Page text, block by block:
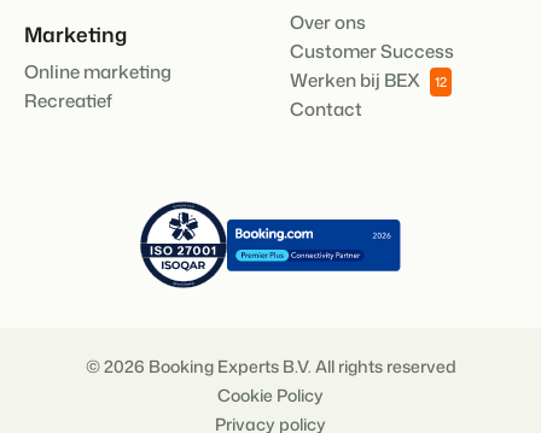
Marketing
Online marketing
Recreatief
Over ons
Customer Success
Werken bij BEX
12
Contact
© 2026 Booking Experts B.V. All rights reserved
Cookie Policy
Privacy policy